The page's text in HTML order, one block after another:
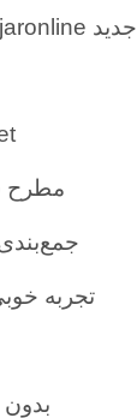
enfejaronline جدید
مطرح
تجربه
بدون